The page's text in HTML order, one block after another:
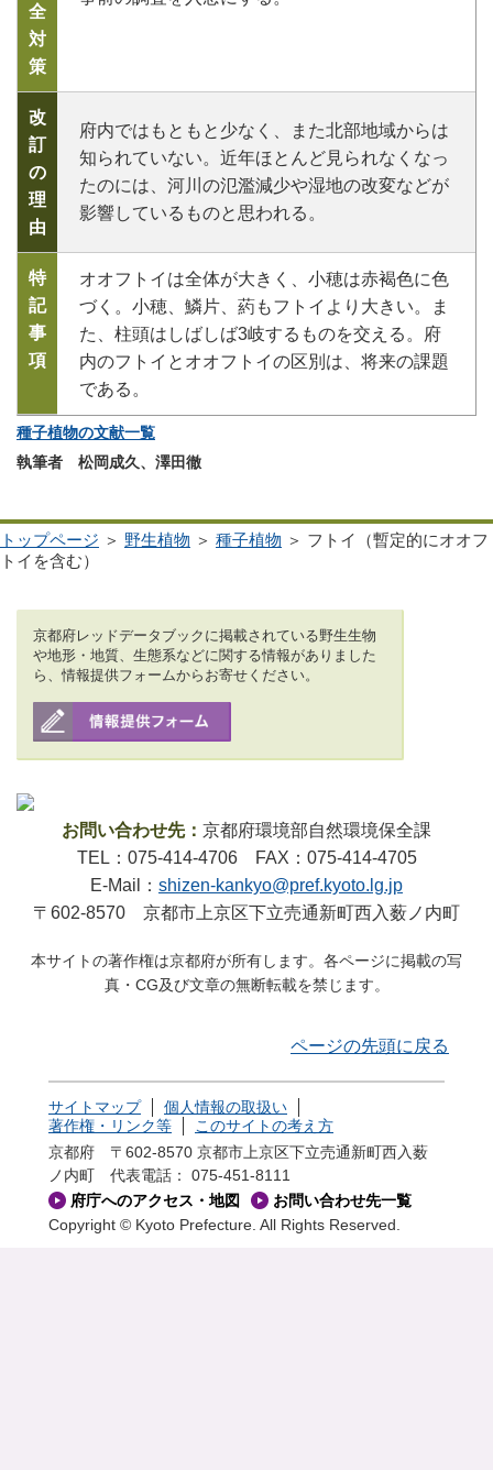
全
対
策
改
訂
の
理
由
府内ではもともと少なく、また北部地域からは
知られていない。近年ほとんど見られなくなっ
たのには、河川の氾濫減少や湿地の改変などが
影響しているものと思われる。
特
記
事
項
オオフトイは全体が大きく、小穂は赤褐色に色
づく。小穂、鱗片、葯もフトイより大きい。ま
た、柱頭はしばしば3岐するものを交える。府
内のフトイとオオフトイの区別は、将来の課題
である。
種子植物の文献一覧
執筆者 松岡成久、澤田徹
トップページ ＞ 野生植物 ＞ 種子植物 ＞ フトイ（暫定的にオオフ
トイを含む）
京都府レッドデータブックに掲載されている野生生物
や地形・地質、生態系などに関する情報がありました
ら、情報提供フォームからお寄せください。
お問い合わせ先： 京都府環境部自然環境保全課
TEL：075-414-4706 FAX：075-414-4705
E-Mail： shizen-kankyo@pref.kyoto.lg.jp
〒602-8570 京都市上京区下立売通新町西入薮ノ内町
本サイトの著作権は京都府が所有します。各ページに掲載の写
真・CG及び文章の無断転載を禁じます。
ページの先頭に戻る
サイトマップ
個人情報の取扱い
著作権・リンク等
このサイトの考え方
京都府 〒602-8570 京都市上京区下立売通新町西入薮
ノ内町
代表電話： 075-451-8111
府庁へのアクセス・地図
お問い合わせ先一覧
Copyright © Kyoto Prefecture. All Rights Reserved.